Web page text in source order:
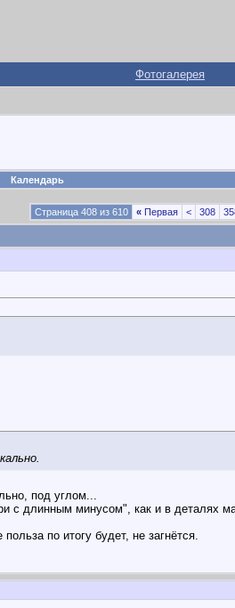
Фотогалерея
Календарь
Страница 408 из 610 « Первая < 308
под углом...
с длинным минусом", как и в деталях
по итогу будет, не загнётся.